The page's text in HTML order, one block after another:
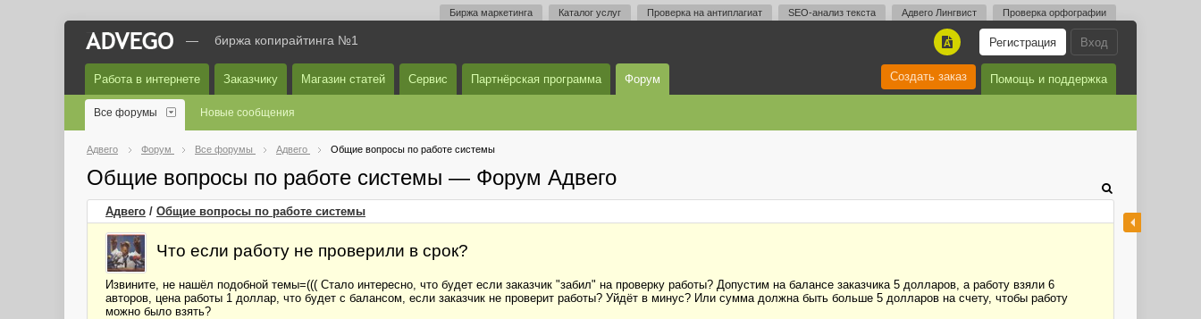
Биржа маркетинга Каталог услуг Проверка на антиплагиат SEO-анализ текста Адвего Лингвист Проверка орфографии
Вход
Регистрация
A
— биржа копирайтинга №1
Работа в интернете Заказчику Магазин статей Сервис Партнёрская программа Форум Помощь и поддержка
Создать заказ
Все форумы Новые сообщения
Адвего Форум Все форумы Адвего Общие вопросы по работе системы
Общие вопросы по работе системы — Форум Адвего
Адвего / Общие вопросы по работе системы
Что если работу не проверили в срок?
Извините, не нашёл подобной темы=((( Стало интересно, что будет если заказчик "забил" на проверку работы? Допустим на балансе заказчика 5 долларов, а работу взяли 6
авторов, цена работы 1 доллар, что будет с балансом, если заказчик не проверит работы? Уйдёт в минус? Или сумма должна быть больше 5 долларов на счету, чтобы работу
можно было взять?